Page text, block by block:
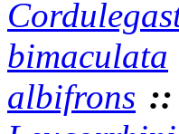
bimaculata
albifrons ::